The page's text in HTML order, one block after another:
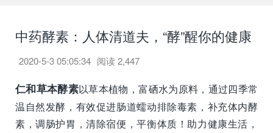
中药酵素：人体清道夫，“酵”醒你的健康
2020-5-3 05:05:34 阅读2,447
仁和草本酵素以草本植物，富硒水为原料，通过四季常
温自然发酵，有效促进肠道蠕动排除毒素，补充体内酵
素，调肠护胃，清除宿便，平衡体质！助力健康生活，